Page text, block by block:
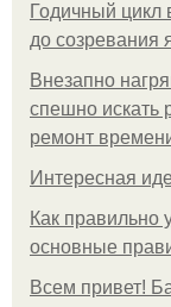
Годичный цикл
до созревания
Внезапно
спешно искать
ремонт
Интересная
Как правильно
основные
Всем привет!